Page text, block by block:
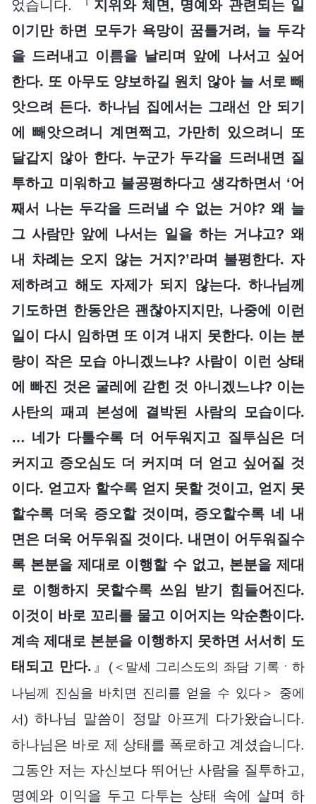
었습니다. 『 지위와 체면, 명예와 관련되는 일
이기만 하면 모두가 욕망이 꿈틀거려, 늘 두각
을 드러내고 이름을 날리며 앞에 나서고 싶어
한다. 또 아무도 양보하길 원치 않아 늘 서로 빼
앗으려 든다. 하나님 집에서는 그래선 안 되기
에 빼앗으려니 계면쩍고, 가만히 있으려니 또
달갑지 않아 한다. 누군가 두각을 드러내면 질
투하고 미워하고 불공평하다고 생각하면서 ‘어
째서 나는 두각을 드러낼 수 없는 거야? 왜 늘
그 사람만 앞에 나서는 일을 하는 거냐고? 왜
내 차례는 오지 않는 거지?’라며 불평한다. 자
제하려고 해도 자제가 되지 않는다. 하나님께
기도하면 한동안은 괜찮아지지만, 나중에 이런
일이 다시 임하면 또 이겨 내지 못한다. 이는 분
량이 작은 모습 아니겠느냐? 사람이 이런 상태
에 빠진 것은 굴레에 갇힌 것 아니겠느냐? 이는
사탄의 패괴 본성에 결박된 사람의 모습이다.
… 네가 다툴수록 더 어두워지고 질투심은 더
커지고 증오심도 더 커지며 더 얻고 싶어질 것
이다. 얻고자 할수록 얻지 못할 것이고, 얻지 못
할수록 더욱 증오할 것이며, 증오할수록 네 내
면은 더욱 어두워질 것이다. 내면이 어두워질수
록 본분을 제대로 이행할 수 없고, 본분을 제대
로 이행하지 못할수록 쓰임 받기 힘들어진다.
이것이 바로 꼬리를 물고 이어지는 악순환이다.
계속 제대로 본분을 이행하지 못하면 서서히 도
태되고 만다. 』
(＜말세 그리스도의 좌담 기록ㆍ하
나님께 진심을 바치면 진리를 얻을 수 있다＞ 중에
서) 하나님 말씀이 정말 아프게 다가왔습니다.
하나님은 바로 제 상태를 폭로하고 계셨습니다.
그동안 저는 자신보다 뛰어난 사람을 질투하고,
명예와 이익을 두고 다투는 상태 속에 살며 하